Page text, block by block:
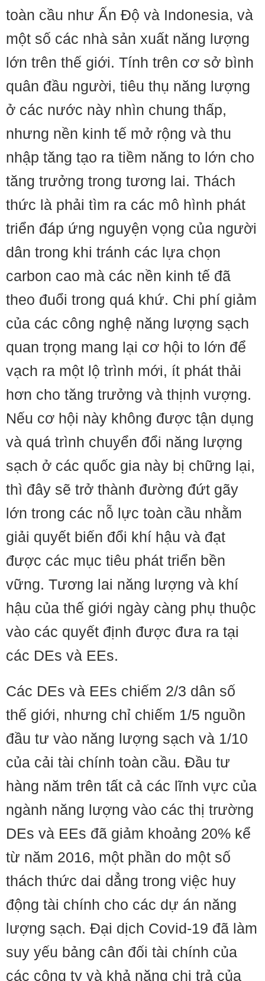
toàn cầu như Ấn Độ và Indonesia, và
một số các nhà sản xuất năng lượng
lớn trên thế giới. Tính trên cơ sở bình
quân đầu người, tiêu thụ năng lượng
ở các nước này nhìn chung thấp,
nhưng nền kinh tế mở rộng và thu
nhập tăng tạo ra tiềm năng to lớn cho
tăng trưởng trong tương lai. Thách
thức là phải tìm ra các mô hình phát
triển đáp ứng nguyện vọng của người
dân trong khi tránh các lựa chọn
carbon cao mà các nền kinh tế đã
theo đuổi trong quá khứ. Chi phí giảm
của các công nghệ năng lượng sạch
quan trọng mang lại cơ hội to lớn để
vạch ra một lộ trình mới, ít phát thải
hơn cho tăng trưởng và thịnh vượng.
Nếu cơ hội này không được tận dụng
và quá trình chuyển đổi năng lượng
sạch ở các quốc gia này bị chững lại,
thì đây sẽ trở thành đường đứt gãy
lớn trong các nỗ lực toàn cầu nhằm
giải quyết biến đổi khí hậu và đạt
được các mục tiêu phát triển bền
vững. Tương lai năng lượng và khí
hậu của thế giới ngày càng phụ thuộc
vào các quyết định được đưa ra tại
các DEs và EEs.
Các DEs và EEs chiếm 2/3 dân số
thế giới, nhưng chỉ chiếm 1/5 nguồn
đầu tư vào năng lượng sạch và 1/10
của cải tài chính toàn cầu. Đầu tư
hàng năm trên tất cả các lĩnh vực của
ngành năng lượng vào các thị trường
DEs và EEs đã giảm khoảng 20% ​​kể
từ năm 2016, một phần do một số
thách thức dai dẳng trong việc huy
động tài chính cho các dự án năng
lượng sạch. Đại dịch Covid-19 đã làm
suy yếu bảng cân đối tài chính của
các công ty và khả năng chi trả của